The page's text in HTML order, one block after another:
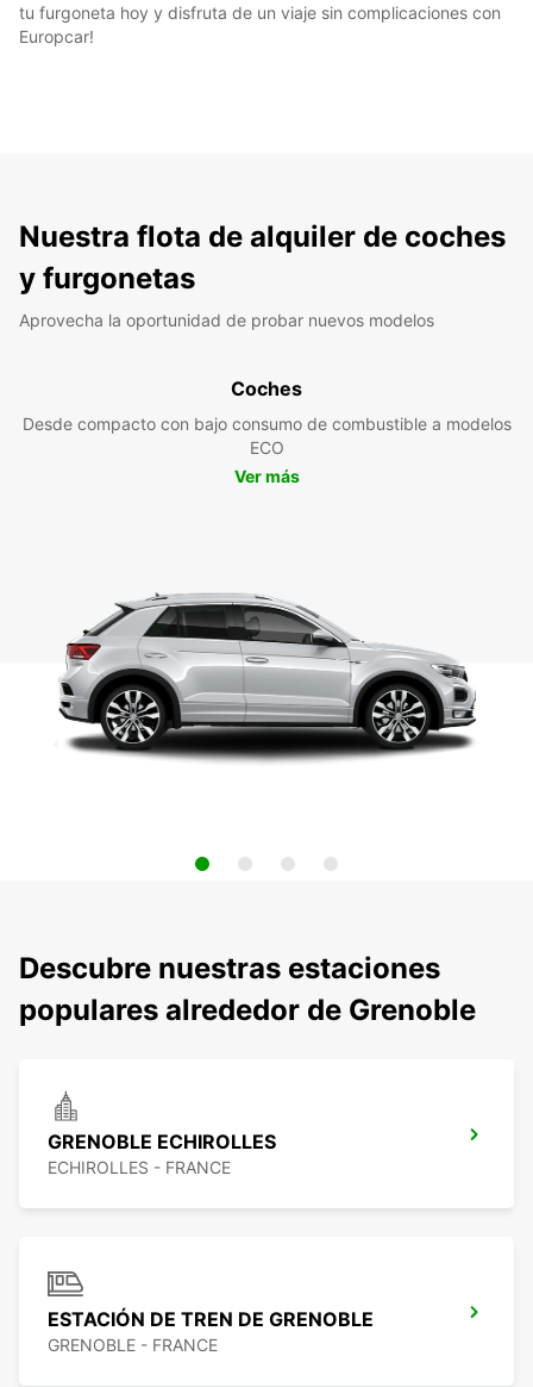
tu furgoneta hoy y disfruta de un viaje sin complicaciones con
Europcar!
Nuestra flota de alquiler de coches
y furgonetas
Aprovecha la oportunidad de probar nuevos modelos
Coches
Desde compacto con bajo consumo de combustible a modelos
ECO
Ver más
Descubre nuestras estaciones
populares alrededor de Grenoble
GRENOBLE ECHIROLLES
ECHIROLLES - FRANCE
ESTACIÓN DE TREN DE GRENOBLE
GRENOBLE - FRANCE